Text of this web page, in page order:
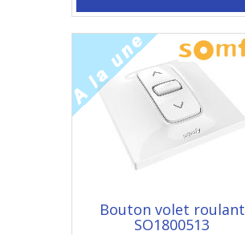
Bouton volet roulant
SO1800513